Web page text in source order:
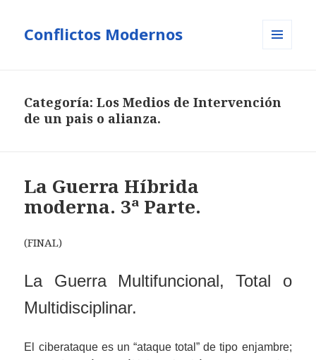
Conflictos Modernos
Categoría:Los Medios de Intervención
de un pais o alianza.
La Guerra Híbrida
moderna. 3ª Parte.
(FINAL)
La Guerra Multifuncional, Total o
Multidisciplinar.
El ciberataque es un “ataque total” de tipo enjambre;